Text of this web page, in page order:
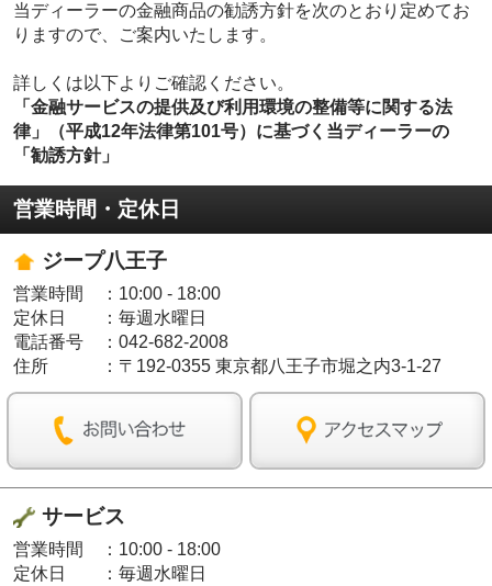
当ディーラーの金融商品の勧誘方針を次のとおり定めてお
りますので、ご案内いたします。
詳しくは以下よりご確認ください。
「金融サービスの提供及び利用環境の整備等に関する法
律」（平成12年法律第101号）に基づく当ディーラーの
「勧誘方針」
営業時間・定休日
ジープ八王子
営業時間 ： 10:00 - 18:00
定休日
： 毎週水曜日
電話番号
： 042-682-2008
住所
： 〒192-0355 東京都八王子市堀之内3-1-27
サービス
営業時間 ： 10:00 - 18:00
定休日
： 毎週水曜日